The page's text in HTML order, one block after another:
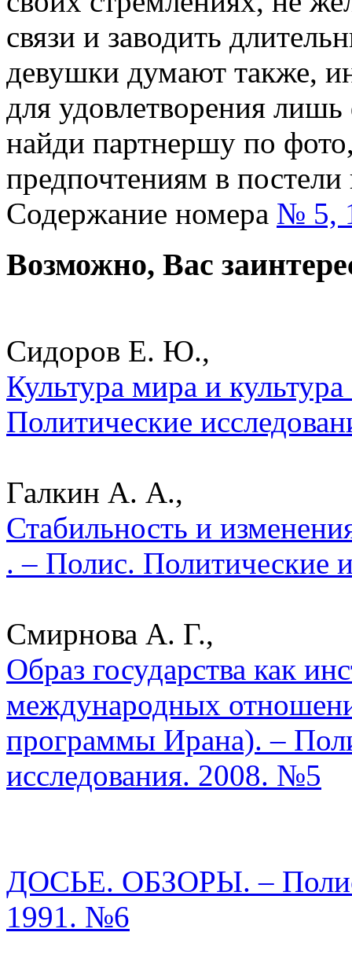
связи и заводить
девушки думают также,
для удовлетворения
найди партнершу по
предпочтениям в постели
Содержание номера № 5,
Возможно, Вас
Сидоров Е. Ю.,
Культура мира и
Политические
Галкин А. А.,
Стабильность и
. – Полис. Политические
Смирнова А. Г.,
Образ государства как
международных
программы Ирана). –
исследования. 2008. №5
ДОСЬЕ. ОБЗОРЫ. –
1991. №6